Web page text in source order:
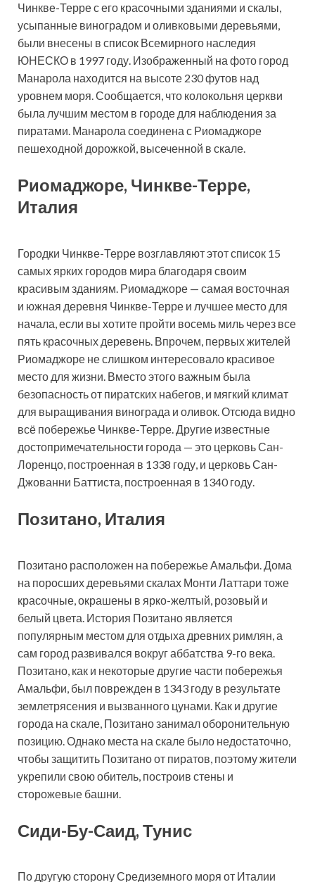
Чинкве-Терре с его красочными зданиями и скалы,
усыпанные виноградом и оливковыми деревьями,
были внесены в список Всемирного наследия
ЮНЕСКО в 1997 году. Изображенный на фото город
Манарола находится на высоте 230 футов над
уровнем моря. Сообщается, что колокольня церкви
была лучшим местом в городе для наблюдения за
пиратами. Манарола соединена с Риомаджоре
пешеходной дорожкой, высеченной в скале.
Риомаджоре, Чинкве-Терре,
Италия
Городки Чинкве-Терре возглавляют этот список 15
самых ярких городов мира благодаря своим
красивым зданиям. Риомаджоре — самая восточная
и южная деревня Чинкве-Терре и лучшее место для
начала, если вы хотите пройти восемь миль через все
пять красочных деревень. Впрочем, первых жителей
Риомаджоре не слишком интересовало красивое
место для жизни. Вместо этого важным была
безопасность от пиратских набегов, и мягкий климат
для выращивания винограда и оливок. Отсюда видно
всё побережье Чинкве-Терре. Другие известные
достопримечательности города — это церковь Сан-
Лоренцо, построенная в 1338 году, и церковь Сан-
Джованни Баттиста, построенная в 1340 году.
Позитано, Италия
Позитано расположен на побережье Амальфи. Дома
на поросших деревьями скалах Монти Латтари тоже
красочные, окрашены в ярко-желтый, розовый и
белый цвета. История Позитано является
популярным местом для отдыха древних римлян, а
сам город развивался вокруг аббатства 9-го века.
Позитано, как и некоторые другие части побережья
Амальфи, был поврежден в 1343 году в результате
землетрясения и вызванного цунами. Как и другие
города на скале, Позитано занимал оборонительную
позицию. Однако места на скале было недостаточно,
чтобы защитить Позитано от пиратов, поэтому жители
укрепили свою обитель, построив стены и
сторожевые башни.
Сиди-Бу-Саид, Тунис
По другую сторону Средиземного моря от Италии